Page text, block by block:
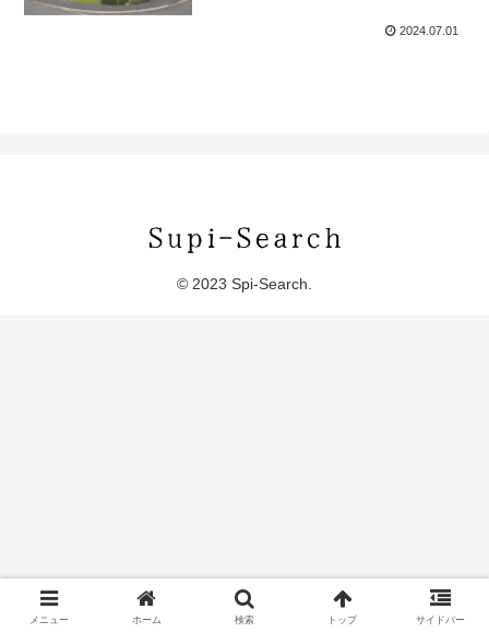
2024.07.01
© 2023 Spi-Search.
メニュー ホーム 検索 トップ サイドバー